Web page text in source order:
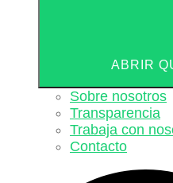
ABRIR
Sobre nosotros
Transparencia
Trabaja con
Contacto